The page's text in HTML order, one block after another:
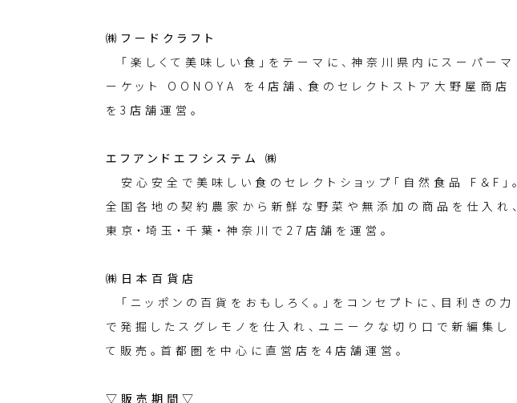
㈱フードクラフト
「楽しくて美味しい食」をテーマに、神奈川県内にスーパーマ
ーケット OONOYA を4店舗、食のセレクトストア大野屋商店
を3店舗運営。
エフアンドエフシステム ㈱
安心安全で美味しい食のセレクトショップ「自然食品 F＆F」。
全国各地の契約農家から新鮮な野菜や無添加の商品を仕入れ、
東京・埼玉・千葉・神奈川で27店舗を運営。
㈱日本百貨店
「ニッポンの百貨をおもしろく。」をコンセプトに、目利きの力
で発掘したスグレモノを仕入れ、ユニークな切り口で新編集し
て販売。首都圏を中心に直営店を4店舗運営。
▽販売期間▽